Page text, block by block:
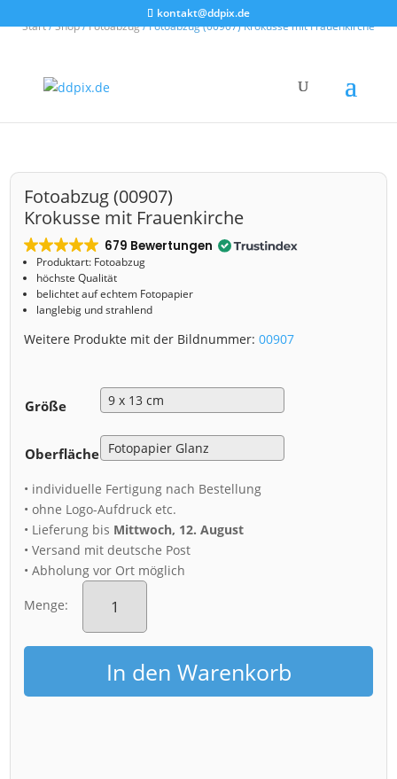
kontakt@ddpix.de
Start/Shop/Fotoabzug/ Fotoabzug (00907) Krokusse mit Frauenkirche
Fotoabzug (00907)
Krokusse mit Frauenkirche
679 Bewertungen
Produktart: Fotoabzug
höchste Qualität
belichtet auf echtem Fotopapier
langlebig und strahlend
Weitere Produkte mit der Bildnummer:00907
Größe
Oberfläche
• individuelle Fertigung nach Bestellung
• ohne Logo-Aufdruck etc.
• Lieferung bis Mittwoch, 12. August
• Versand mit deutsche Post
• Abholung vor Ort möglich
Menge:
Fotoabzug
(00907)
mit
Frauenkirche
MengeIn den Warenkorb